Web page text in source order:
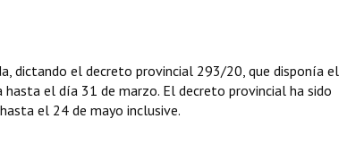
dictando el decreto provincial 293/20, que disponía el
el día 31 de marzo. El decreto provincial ha sido
el 24 de mayo inclusive.